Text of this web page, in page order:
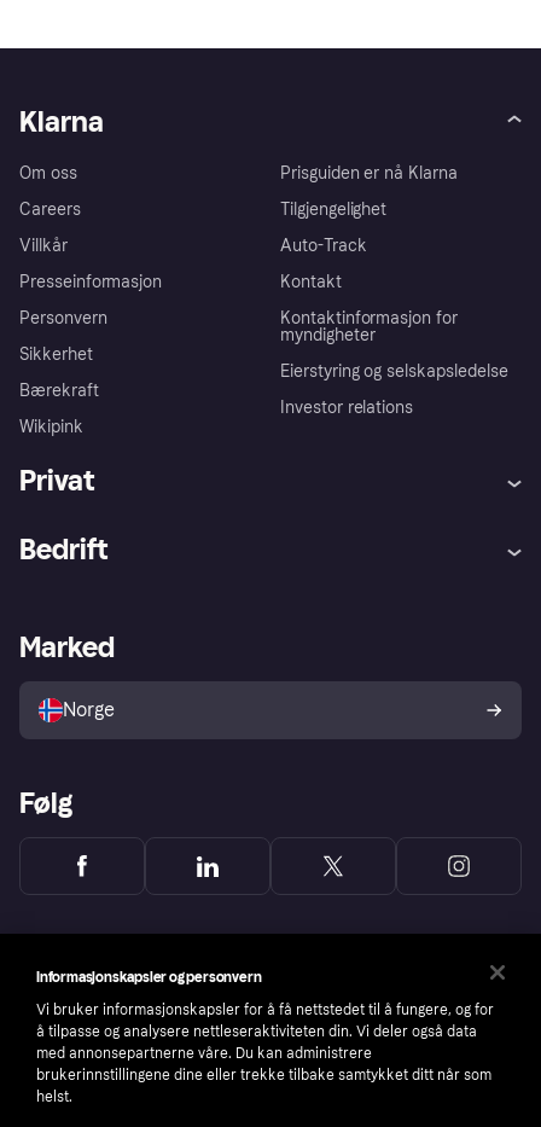
Klarna
Om oss
Careers
Villkår
Presseinformasjon
Personvern
Sikkerhet
Bærekraft
Wikipink
Prisguiden er nå Klarna
Tilgjengelighet
Auto-Track
Kontakt
Kontaktinformasjon for
myndigheter
Eierstyring og selskapsledelse
Investor relations
Privat
Utforsk butikker
Bedrift
Merchant portal
Marked
Norge
Følg
Informasjonskapsler og personvern
Vi bruker informasjonskapsler for å få nettstedet til å fungere, og for
å tilpasse og analysere nettleseraktiviteten din. Vi deler også data
med annonsepartnerne våre. Du kan administrere
brukerinnstillingene dine eller trekke tilbake samtykket ditt når som
helst.